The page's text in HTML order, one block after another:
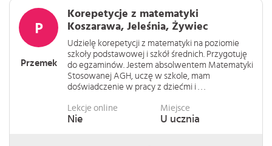
Przemek
Korepetycje z matematyki
Koszarawa, Jeleśnia, Żywiec
Udzielę korepetycji z matematyki na poziomie
szkoły podstawowej i szkół średnich. Przygotuję
do egzaminów. Jestem absolwentem Matematyki
Stosowanej AGH, uczę w szkole, mam
doświadczenie w pracy z dziećmi i . . .
Lekcje online
Nie
Miejsce
U ucznia